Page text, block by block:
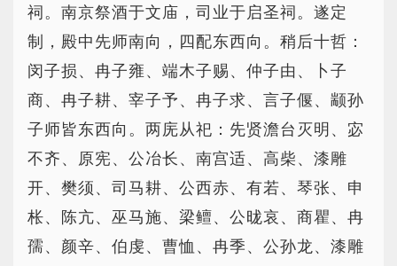
祠。南京祭酒于文庙，司业于启圣祠。遂定
制，殿中先师南向，四配东西向。稍后十哲：
闵子损、冉子雍、端木子赐、仲子由、卜子
商、冉子耕、宰子予、冉子求、言子偃、颛孙
子师皆东西向。两庑从祀：先贤澹台灭明、宓
不齐、原宪、公冶长、南宫适、高柴、漆雕
开、樊须、司马耕、公西赤、有若、琴张、申
枨、陈亢、巫马施、梁鳣、公昽哀、商瞿、冉
孺、颜辛、伯虔、曹恤、冉季、公孙龙、漆雕